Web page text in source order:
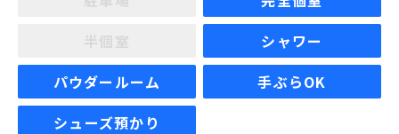
シャワー
パウダールーム
手ぶらOK
シューズ預かり